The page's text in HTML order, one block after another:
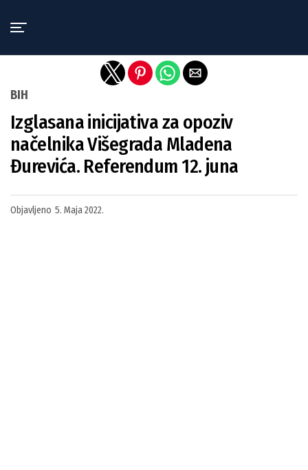
BIH
Izglasana inicijativa za opoziv
načelnika Višegrada Mladena
Đurevića. Referendum 12. juna
Objavljeno 5. Maja 2022.